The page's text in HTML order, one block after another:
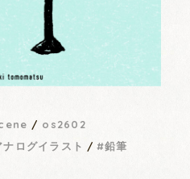
os2602
ナログイラスト 鉛筆